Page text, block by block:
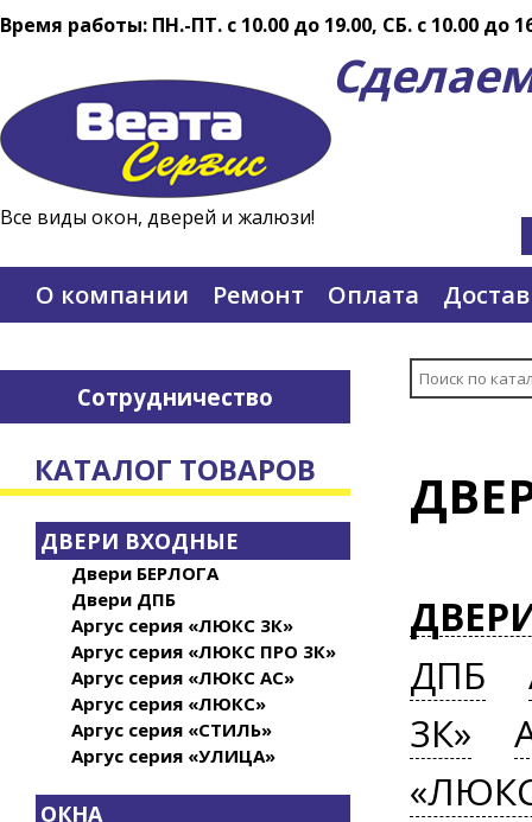
Время работы: ПН.-ПТ. c 10.00 до 19.00, СБ. с 10.00 до
Все виды окон, дверей и жалюзи!
О компании Ремонт Оплата
Сотрудничество
КАТАЛОГ ТОВАРОВ
ДВЕРИ ВХОДНЫЕ
Двери БЕРЛОГА
Двери ДПБ
Аргус серия «ЛЮКС 3К»
Аргус серия «ЛЮКС ПРО 3К»
Аргус серия «ЛЮКС АС»
Аргус серия «ЛЮКС»
Аргус серия «СТИЛЬ»
Аргус серия «УЛИЦА»
ОКНА
ДПБ
3К»